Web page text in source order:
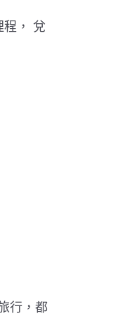
程， 兌
行，都